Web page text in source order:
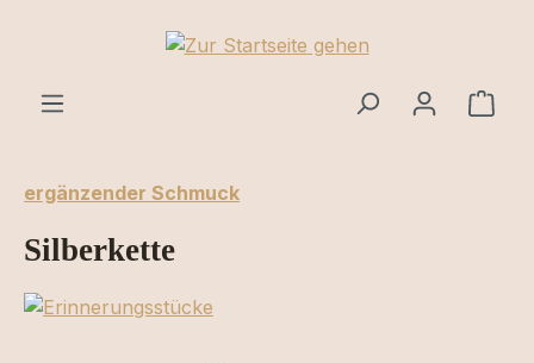
Zum Hauptinhalt springen
ergänzender Schmuck
Silberkette